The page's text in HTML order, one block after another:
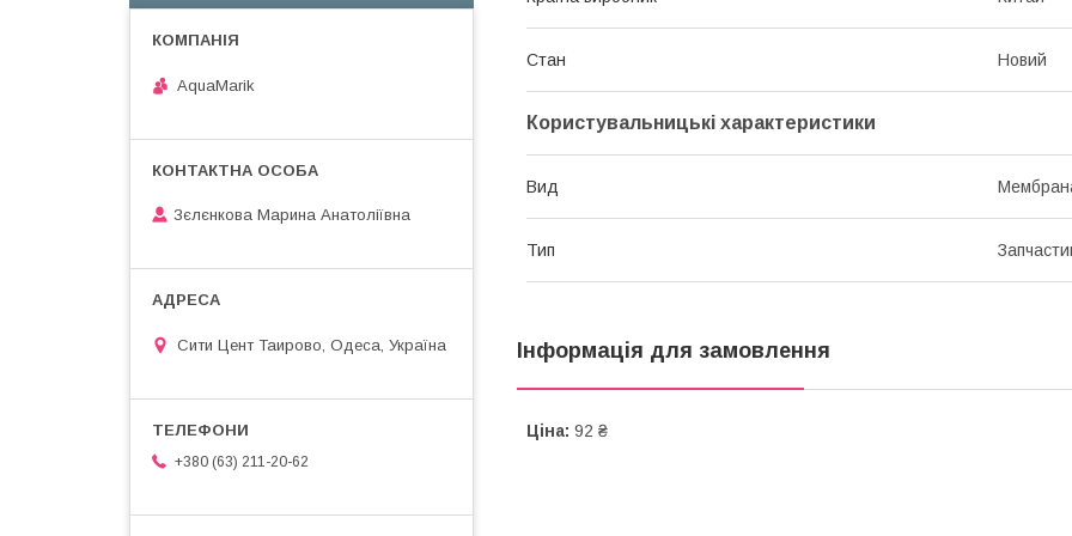
Стан Новий
Користувальницькі характеристики
Вид
Тип
Інформація для замовлення
Ціна: 92 ₴
AquaMarik
Зєлєнкова Марина Анатоліївна
Сити Цент Таирово, Одеса, Україна
+380 (63) 211-20-62